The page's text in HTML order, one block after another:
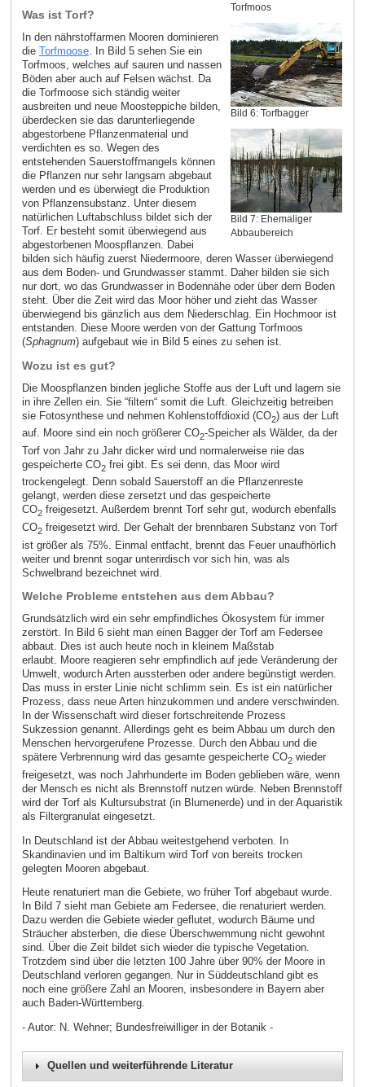
Torfmoos
Bild 6: Torfbagger
Bild 7: Ehemaliger
Abbaubereich
Was ist Torf?
In den nährstoffarmen Mooren dominieren
die Torfmoose. In Bild 5 sehen Sie ein
Torfmoos, welches auf sauren und nassen
Böden aber auch auf Felsen wächst. Da
die Torfmoose sich ständig weiter
ausbreiten und neue Moosteppiche bilden,
überdecken sie das darunterliegende
abgestorbene Pflanzenmaterial und
verdichten es so. Wegen des
entstehenden Sauerstoffmangels können
die Pflanzen nur sehr langsam abgebaut
werden und es überwiegt die Produktion
von Pflanzensubstanz. Unter diesem
natürlichen Luftabschluss bildet sich der
Torf. Er besteht somit überwiegend aus
abgestorbenen Moospflanzen. Dabei
bilden sich häufig zuerst Niedermoore, deren Wasser überwiegend
aus dem Boden- und Grundwasser stammt. Daher bilden sie sich
nur dort, wo das Grundwasser in Bodennähe oder über dem Boden
steht. Über die Zeit wird das Moor höher und zieht das Wasser
überwiegend bis gänzlich aus dem Niederschlag. Ein Hochmoor ist
entstanden. Diese Moore werden von der Gattung Torfmoos
(Sphagnum) aufgebaut wie in Bild 5 eines zu sehen ist.
Wozu ist es gut?
Die Moospflanzen binden jegliche Stoffe aus der Luft und lagern sie
in ihre Zellen ein. Sie “filtern“ somit die Luft. Gleichzeitig betreiben
sie Fotosynthese und nehmen Kohlenstoffdioxid (CO2) aus der Luft
auf. Moore sind ein noch größerer CO2-Speicher als Wälder, da der
Torf von Jahr zu Jahr dicker wird und normalerweise nie das
gespeicherte CO2frei gibt. Es sei denn, das Moor wird
trockengelegt. Denn sobald Sauerstoff an die Pflanzenreste
gelangt, werden diese zersetzt und das gespeicherte
CO2freigesetzt. Außerdem brennt Torf sehr gut, wodurch ebenfalls
CO2freigesetzt wird. Der Gehalt der brennbaren Substanz von Torf
ist größer als 75%. Einmal entfacht, brennt das Feuer unaufhörlich
weiter und brennt sogar unterirdisch vor sich hin, was als
Schwelbrand bezeichnet wird.
Welche Probleme entstehen aus dem Abbau?
Grundsätzlich wird ein sehr empfindliches Ökosystem für immer
zerstört. In Bild 6 sieht man einen Bagger der Torf am Federsee
abbaut. Dies ist auch heute noch in kleinem Maßstab
erlaubt. Moore reagieren sehr empfindlich auf jede Veränderung der
Umwelt, wodurch Arten aussterben oder andere begünstigt werden.
Das muss in erster Linie nicht schlimm sein. Es ist ein natürlicher
Prozess, dass neue Arten hinzukommen und andere verschwinden.
In der Wissenschaft wird dieser fortschreitende Prozess
Sukzession genannt. Allerdings geht es beim Abbau um durch den
Menschen hervorgerufene Prozesse. Durch den Abbau und die
spätere Verbrennung wird das gesamte gespeicherte CO2wieder
freigesetzt, was noch Jahrhunderte im Boden geblieben wäre, wenn
der Mensch es nicht als Brennstoff nutzen würde. Neben Brennstoff
wird der Torf als Kultursubstrat (in Blumenerde) und in der Aquaristik
als Filtergranulat eingesetzt.
In Deutschland ist der Abbau weitestgehend verboten. In
Skandinavien und im Baltikum wird Torf von bereits trocken
gelegten Mooren abgebaut.
Heute renaturiert man die Gebiete, wo früher Torf abgebaut wurde.
In Bild 7 sieht man Gebiete am Federsee, die renaturiert werden.
Dazu werden die Gebiete wieder geflutet, wodurch Bäume und
Sträucher absterben, die diese Überschwemmung nicht gewohnt
sind. Über die Zeit bildet sich wieder die typische Vegetation.
Trotzdem sind über die letzten 100 Jahre über 90% der Moore in
Deutschland verloren gegangen. Nur in Süddeutschland gibt es
noch eine größere Zahl an Mooren, insbesondere in Bayern aber
auch Baden-Württemberg.
- Autor: N. Wehner; Bundesfreiwilliger in der Botanik -
Quellen und weiterführende Literatur